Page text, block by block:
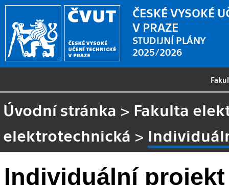
ČESKÉ VYSOKÉ
V PRAZE
STUDIJNÍ PLÁNY
2025/2026
Úvodní stránka > Fakulta
elektrotechnická >
Individuální projekt